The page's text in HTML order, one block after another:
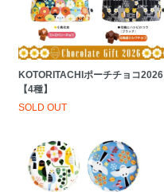
KOTORITACHIポーチチョコ2026
【4種】
SOLD OUT